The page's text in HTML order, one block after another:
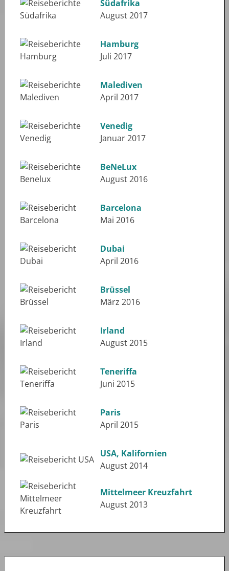
Südafrika
August 2017
Hamburg
Juli 2017
Malediven
April 2017
Venedig
Januar 2017
BeNeLux
August 2016
Barcelona
Mai 2016
Dubai
April 2016
Brüssel
März 2016
Irland
August 2015
Teneriffa
Juni 2015
Paris
April 2015
USA, Kalifornien
August 2014
Mittelmeer Kreuzfahrt
August 2013